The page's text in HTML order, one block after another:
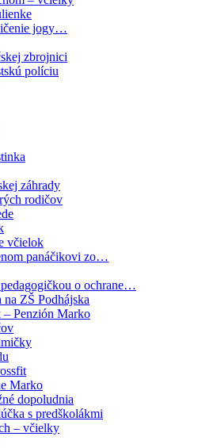
jogy…
zbrojnici
políciu
záhrady
rodičov
včielok
panáčikovi zo…
pedagogičkou o ochrane…
ZŠ Podhájska
Penzión Marko
Marko
dopoludnia
s predškolákmi
– včielky